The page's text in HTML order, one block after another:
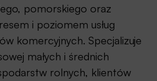
pomorskiego oraz
i poziomem usług
komercyjnych. Specjalizuje
małych i średnich
rolnych, klientów